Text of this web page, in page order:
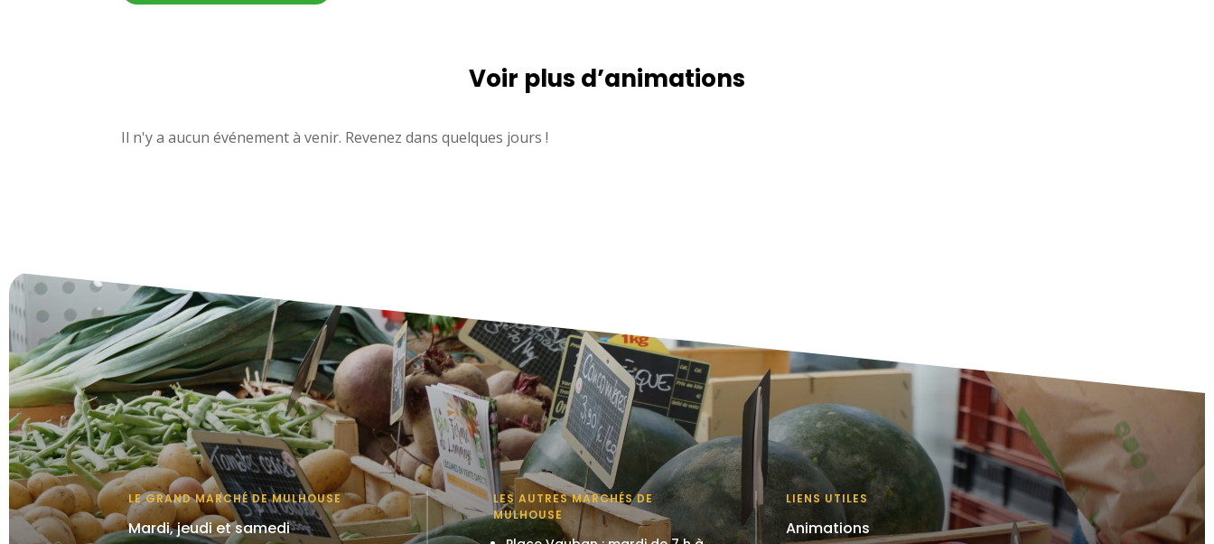
Voir plus d’animations
Il n'y a aucun événement à venir. Revenez dans quelques jours !
LE GRAND MARCHÉ DE MULHOUSE
Mardi, jeudi et samedi
LES AUTRES MARCHÉS DE
MULHOUSE
LIENS UTILES
Animations